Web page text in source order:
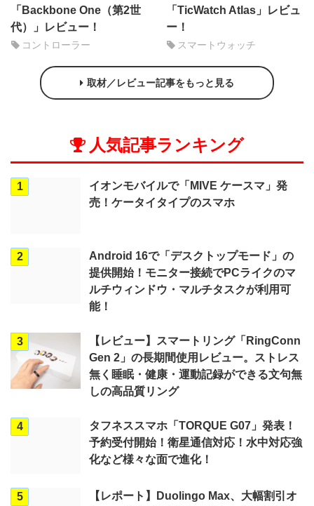
「Backbone One（第2世
代）」レビュー！
コントローラー
「TicWatch Atlas」レビュ
ー！
スマートウォッチ
取材／レビュー記事をもっと見る
人気記事ランキング
1
イオンモバイルで「MIVE ケースマ」発
売！ケータイタイプのスマホ
2
Android 16で「デスクトップモード」の
提供開始！モニター接続でPCライクのマ
ルチウィンドウ・マルチタスクが利用可
能！
3
【レビュー】スマートリング「RingConn
Gen 2」の長期間使用レビュー。ストレス
無く睡眠・健康・運動記録ができる文句無
しの高品質リング
4
タフネススマホ「TORQUE G07」発表！
予約受付開始！衛星通信対応！水中対応強
化など様々な面で進化！
5
【レポート】Duolingo Max、大幅割引オ